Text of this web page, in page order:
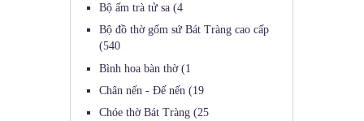
Bộ ấm trà tử sa (4
Bộ đồ thờ gốm sứ Bát Tràng cao cấp
(540
Bình hoa bàn thờ (1
Chân nến - Đế nến (19
Chóe thờ Bát Tràng (25